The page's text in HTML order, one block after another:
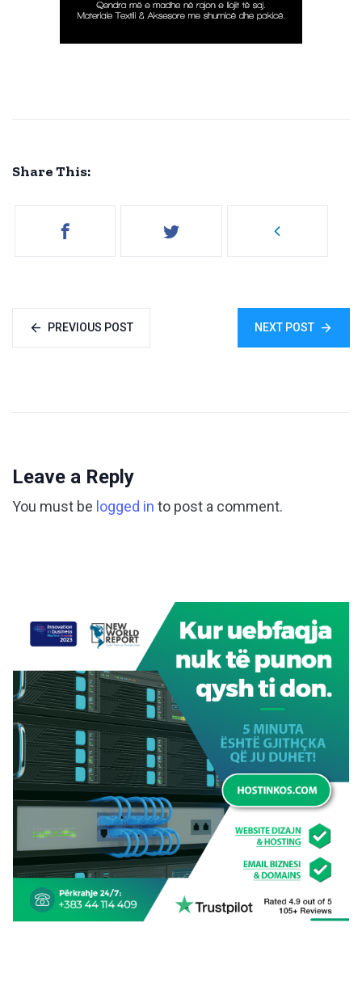
Share This:
PREVIOUS POST NEXT POST
Leave a Reply
You must be logged in to post a comment.